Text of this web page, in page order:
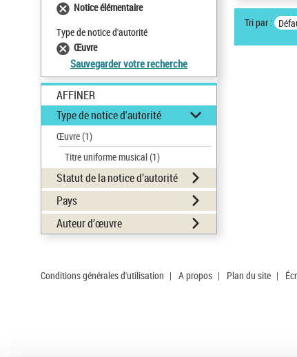
Notice élémentaire
Type de notice d'autorité
Œuvre
Sauvegarder votre recherche
AFFINER
Type de notice d'autorité
Œuvre(1)
Titre uniforme musical(1)
Statut de la notice d’autorité
Pays
Auteur d’œuvre
Tri par :
Conditions générales d'utilisation | A propos | Plan du site |